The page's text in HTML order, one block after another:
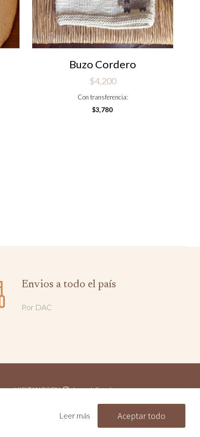
Buzo Cordero
$4,200
Con transferencia:
$3,780
Envios a todo el país
Por DAC
VISITANOS EN lanasdelbombero
Leer más Aceptar todo